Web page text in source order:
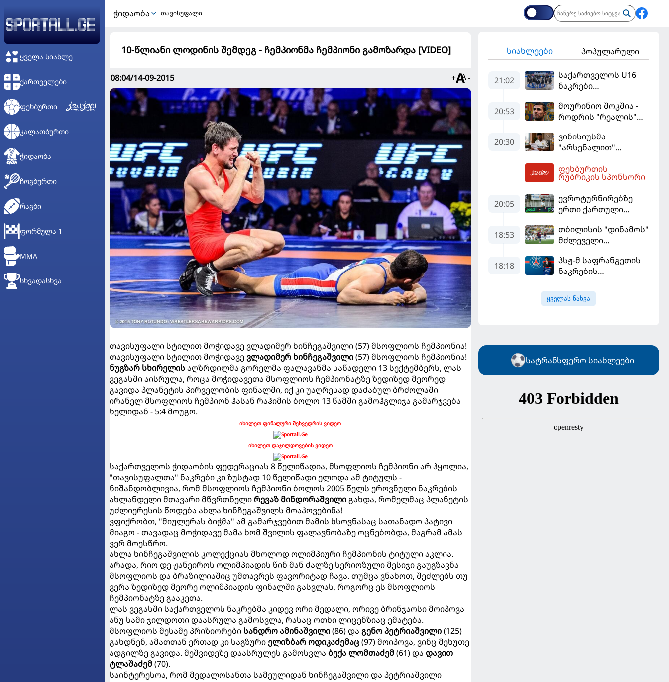
ᲧᲕᲔᲚᲐ ᲡᲘᲐᲮᲚᲔ
ᲥᲐᲠᲗᲕᲔᲚᲔᲑᲘ
ᲤᲔᲮᲑᲣᲠᲗᲘ
ᲙᲐᲚᲐᲗᲑᲣᲠᲗᲘ
ᲭᲘᲓᲐᲝᲑᲐ
ᲩᲝᲒᲑᲣᲠᲗᲘ
ᲠᲐᲒᲑᲘ
ᲤᲝᲠᲛᲣᲚᲐ 1
MMA
ᲡᲮᲕᲐᲓᲐᲡᲮᲕᲐ
ᲭᲘᲓᲐᲝᲑᲐ თავისუფალი
10-წლიანი ლოდინის შემდეგ - ჩემპიონმა ჩემპიონი გამოზარდა [VIDEO]
08:04/14-09-2015 + -
თავისუფალი სტილით მოჭიდავე ვლადიმერ ხინჩეგაშვილი (57) მსოფლიოს ჩემპიონია!
თავისუფალი სტილით მოჭიდავევლადიმერ ხინჩეგაშვილი(57) მსოფლიოს ჩემპიონია!
ნუგზარ სხირელისაღზრდილმა გორელმა ფალავანმა საწადელი 13 სექტემბერს, ლას
ვეგასში აისრულა, როცა მოჭიდავეთა მსოფლიოს ჩემპიონატზე ზედიზედ მეორედ
გავიდა პლანეტის პირველობის ფინალში, იქ კი უაღრესად დაძაბულ ბრძოლაში
ირანელ მსოფლიოს ჩემპიონ ჰასან რაჰიმის ბოლო 13 წამში გამოჰგლიჯა გამარჯვება
ხელიდან - 5:4 მოუგო.
იხილეთ ფინალური შეხვედრის ვიდეო
იხილეთ დაჯილდოვების ვიდეო
საქართველოს ჭიდაობის ფედერაციას 8 წელიწადია, მსოფლიოს ჩემპიონი არ ჰყოლია,
"თავისუფალთა" ნაკრები კი ზუსტად 10 წელიწადი ელოდა ამ ტიტულს -
ნიშანდობლივია, რომ მსოფლიოს ჩემპიონი ბოლოს 2005 წელს ეროვნული ნაკრების
ახლანდელი მთავარი მწვრთნელირევაზ მინდორაშვილიგახდა, რომელმაც პლანეტის
უძლიერესის წოდება ახლა ხინჩეგაშვილს მოაპოვებინა!
ვფიქრობთ, "მიულერას ბიჭმა" ამ გამარჯვებით მამის ხსოვნასაც სათანადო პატივი
მიაგო - თავადაც მოჭიდავე მამა ხომ შვილის ფალავნობაზე ოცნებობდა, მაგრამ ამას
ვერ მოესწრო.
ახლა ხინჩეგაშვილის კოლექციას მხოლოდ ოლიმპიური ჩემპიონის ტიტული აკლია.
არადა, რიო დე ჟანეიროს ოლიმპიადის წინ მან ძალზე სერიოზული მესიჯი გაუგზავნა
მსოფლიოს და ბრაზილიაშიც უმთავრეს ფავორიტად ჩავა. თუმცა ვნახოთ, შეძლებს თუ
ვერა ზედიზედ მეორე ოლიმპიადის ფინალში გასვლას, როგორც ეს მსოფლიოს
ჩემპიონატზე გააკეთა.
ლას ვეგასში საქართველოს ნაკრებმა კიდევ ორი მედალი, ორივე ბრინჯაოსი მოიპოვა
ანუ სამი ჯილდოთი დაასრულა გამოსვლა, რასაც ოთხი ლიცენზიაც ემატება.
მსოფლიოს მესამე პრიზიორები სანდრო ამინაშვილი(86) და გენო პეტრიაშვილი(125)
გახდნენ, ამათთან ერთად კი საგზურიელიზბარ ოდიკაძემაც(97) მოიპოვა, ვინც მეხუთე
ადგილზე გავიდა. მეშვიდეზე დაასრულეს გამოსვლა ბექა ლომთაძემ(61) და დავით
ტლაშაძემ(70).
საინტერესოა, რომ მედალოსანთა სამეულიდან ხინჩეგაშვილი და პეტრიაშვილი
სიახლეები პოპულარული
21:02
საქართველოს U16
ნაკრები
ფინალურ ეტაპზე – A
დივიზიონში
20:53
მოურინიო შოკშია -
როდრის "რეალის"
და "ბარსელონაში"
გადადის
20:30
ვინისიუსმა
"არსენალით"
გამოიყენა და
"რეალთან"
მომგებიანად
გააგრძელა
ფეხბურთის
რუბრიკის სპონსორი
20:05
ევროტურნირებზე
ერთი ქართული
18:53
თბილისის "დინამოს"
მძლეველი
"ჰაიდუკთან"
განადგურდა
18:18
პსჟ-მ საფრანგეთის
ნაკრების
დაიმატა
ყველას ნახვა
სატრანსფერო სიახლეები